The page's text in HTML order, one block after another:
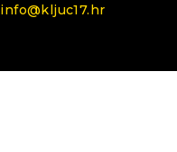
info@kljuc17.hr